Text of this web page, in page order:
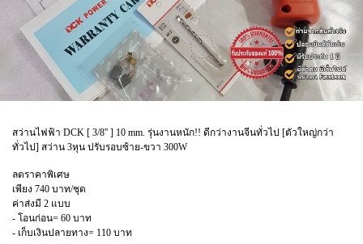
สว่านไฟฟ้า DCK [ 3/8'' ] 10 mm. รุ่นงานหนัก!! ดีกว่างานจีนทั่วไป [ตัวใหญ่กว่า
ทั่วไป] สว่าน 3หุน ปรับรอบซ้าย-ขวา 300W
ลดราคาพิเศษ
เพียง 740 บาท/ชุด
ค่าส่งมี 2 แบบ
- โอนก่อน= 60 บาท
- เก็บเงินปลายทาง= 110 บาท